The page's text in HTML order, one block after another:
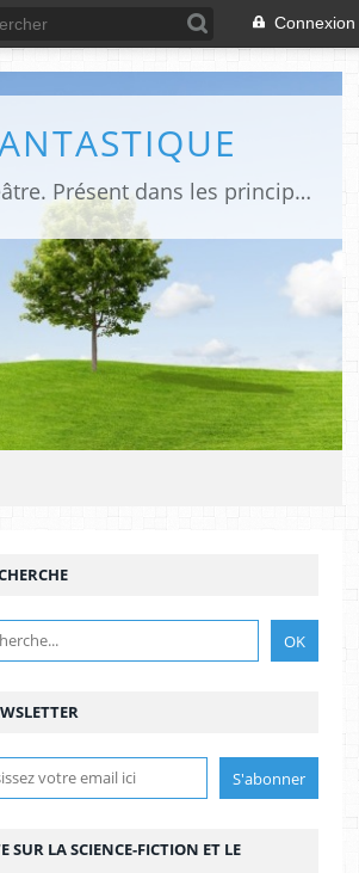
Connexion
Site sur toute la culture des genres de l'imaginaire: BD, Cinéma, Livre, Jeux, Théâtre. Présent dans les principaux festivals de film fantastique e de science-fiction, salons et conventions.
SUR LA SCIENCE-FICTION ET LE